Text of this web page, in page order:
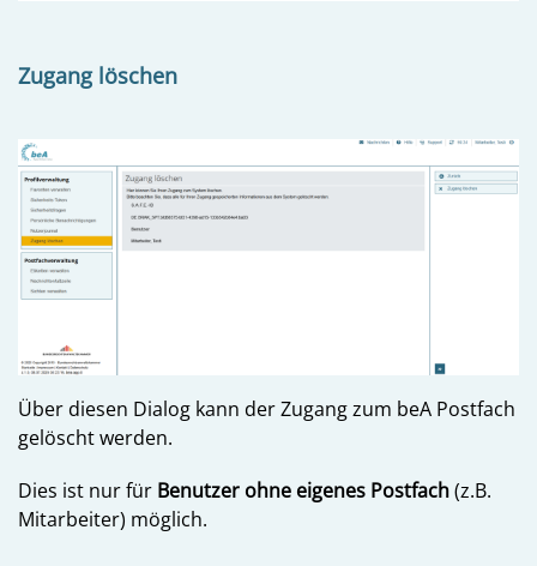
Zugang löschen
Über diesen Dialog kann der Zugang zum beA Postfach
gelöscht werden.
Dies ist nur für Benutzer ohne eigenes Postfach(z.B.
Mitarbeiter) möglich.